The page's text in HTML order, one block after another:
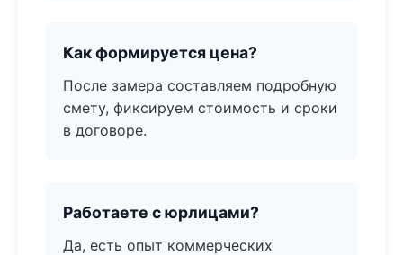
Как формируется цена?
После замера составляем подробную
смету, фиксируем стоимость и сроки
в договоре.
Работаете с юрлицами?
Да, есть опыт коммерческих